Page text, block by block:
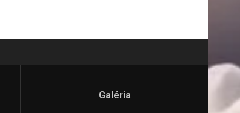
Galéria